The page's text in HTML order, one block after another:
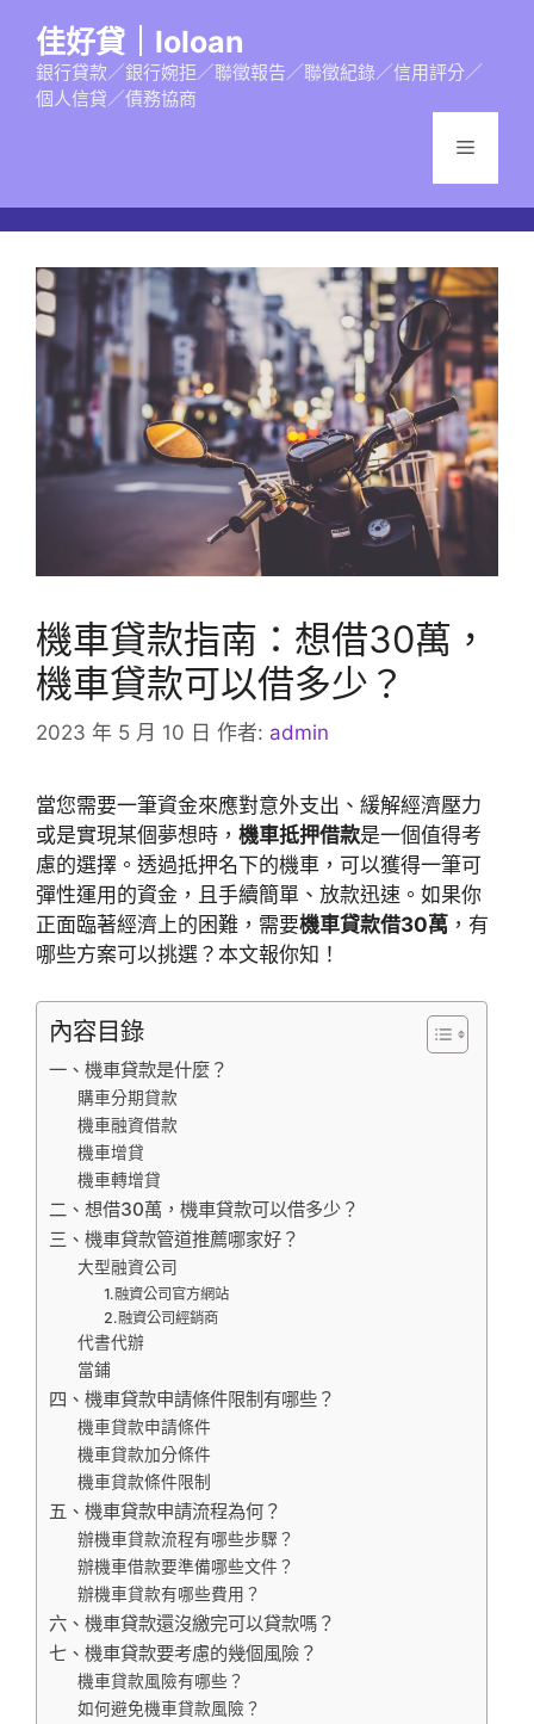
佳好貸｜loloan
銀行貸款／銀行婉拒／聯徵報告／聯徵紀錄／信用評分／
個人信貸／債務協商
選
機車貸款指南：想借30萬，
機車貸款可以借多少？
2023 年 5 月 10 日 作者: admin
當您需要一筆資金來應對意外支出、緩解經濟壓力
或是實現某個夢想時， 機車抵押借款是一個值得考
慮的選擇。透過抵押名下的機車，可以獲得一筆可
彈性運用的資金，且手續簡單、放款迅速。如果你
正面臨著經濟上的困難，需要機車貸款借30萬 ，有
哪些方案可以挑選？本文報你知！
內容目錄
一、機車貸款是什麼？
購車分期貸款
機車融資借款
機車增貸
機車轉增貸
二、想借30萬，機車貸款可以借多少？
三、機車貸款管道推薦哪家好？
大型融資公司
1.融資公司官方網站
2.融資公司經銷商
代書代辦
當鋪
四、機車貸款申請條件限制有哪些？
機車貸款申請條件
機車貸款加分條件
機車貸款條件限制
五、機車貸款申請流程為何？
辦機車貸款流程有哪些步驟？
辦機車借款要準備哪些文件？
辦機車貸款有哪些費用？
六、機車貸款還沒繳完可以貸款嗎？
七、機車貸款要考慮的幾個風險？
機車貸款風險有哪些？
如何避免機車貸款風險？